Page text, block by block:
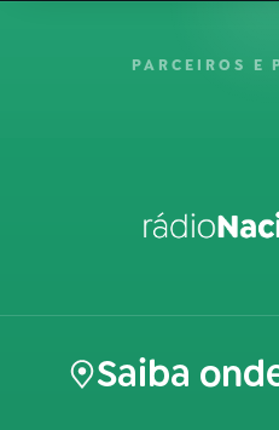
PARCEIROS E
Saiba